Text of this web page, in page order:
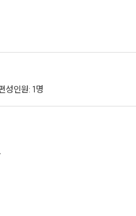
인원: 1명